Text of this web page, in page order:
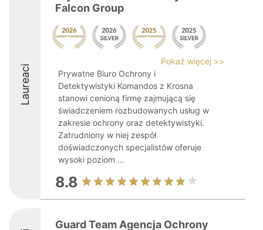
Laureaci
Falcon Group
Pokaż więcej >>
Prywatne Biuro Ochrony i
Detektywistyki Komandos z Krosna
stanowi cenioną firmę zajmującą się
świadczeniem rozbudowanych usług w
zakresie ochrony oraz detektywistyki.
Zatrudniony w niej zespół
doświadczonych specjalistów oferuje
wysoki poziom ...
8.8
Guard Team Agencja Ochrony